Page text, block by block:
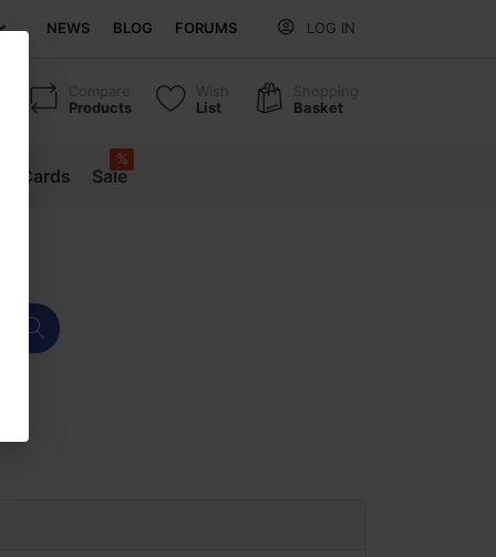
NEWS BLOG FORUMS LOG IN
Compare
Products
Wish
List
Shopping
Basket
Cards Sale
%